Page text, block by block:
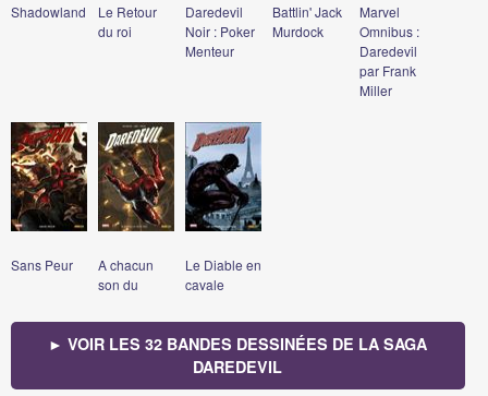
Shadowland
Le Retour
du roi
Daredevil
Noir : Poker
Menteur
Battlin' Jack
Murdock
Marvel
Omnibus :
Daredevil
par Frank
Miller
Sans Peur
A chacun
son du
Le Diable en
cavale
► VOIR LES 32 BANDES DESSINÉES DE LA SAGA
DAREDEVIL